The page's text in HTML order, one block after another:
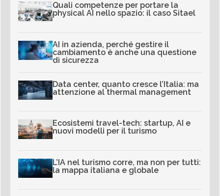
Quali competenze per portare la
physical AI nello spazio: il caso Sitael
AI in azienda, perché gestire il
cambiamento è anche una questione
di sicurezza
Data center, quanto cresce l’Italia: ma
attenzione al thermal management
Ecosistemi travel-tech: startup, AI e
nuovi modelli per il turismo
L’IA nel turismo corre, ma non per tutti:
la mappa italiana e globale